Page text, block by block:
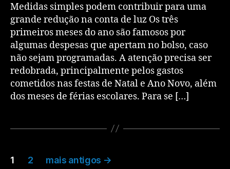
Medidas simples podem contribuir para uma
grande redução na conta de luz Os três
primeiros meses do ano são famosos por
algumas despesas que apertam no bolso, caso
não sejam programadas. A atenção precisa ser
redobrada, principalmente pelos gastos
cometidos nas festas de Natal e Ano Novo, além
dos meses de férias escolares. Para se […]
1 2 mais antigos →